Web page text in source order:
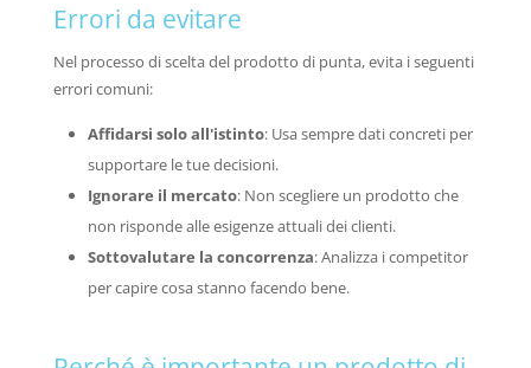
Errori da evitare
Nel processo di scelta del prodotto di punta, evita i seguenti
errori comuni:
Affidarsi solo all'istinto: Usa sempre dati concreti per
supportare le tue decisioni.
Ignorare il mercato: Non scegliere un prodotto che
non risponde alle esigenze attuali dei clienti.
Sottovalutare la concorrenza: Analizza i competitor
per capire cosa stanno facendo bene.